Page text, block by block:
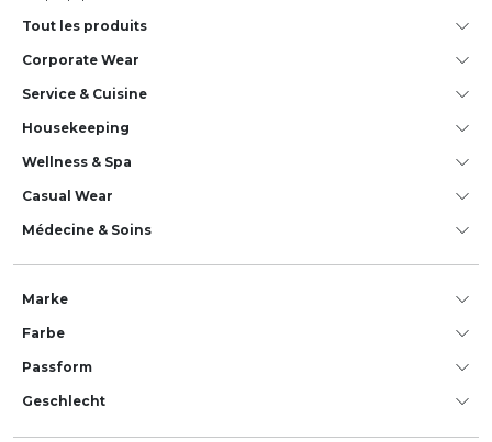
Tout les produits
Corporate Wear
Service & Cuisine
House­keeping
Wellness & Spa
Casual Wear
Médecine & Soins
Marke
Farbe
Passform
Geschlecht